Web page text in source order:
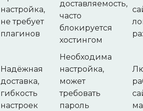
настройка,
не требует
плагинов
доставляемость,
часто
блокируется
хостингом
Надёжная
доставка,
гибкость
настроек
Необходима
настройка,
может
требовать
пароль